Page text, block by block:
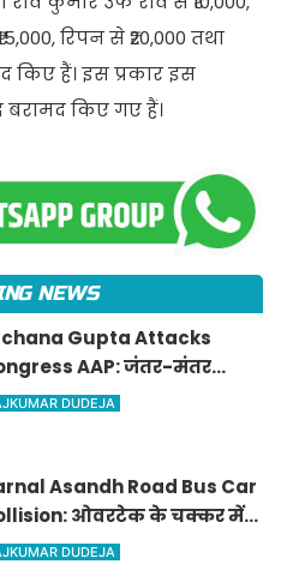
रिपन से ₹20,000 तथा
किए हैं। इस प्रकार इस
बरामद किए गए हैं।
NEWS
Gupta Attacks
AAP: जंतर-मंतर
को बताया प्रायोजित,
DUDEJA
Asandh Road Bus Car
ओवरटेक के चक्कर में
बस ने स्विफ्ट कार को मारी
DUDEJA